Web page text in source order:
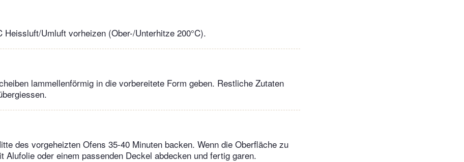
Heissluft/Umluft vorheizen (Ober-/Unterhitze 200°C).
lammellenförmig in die vorbereitete Form geben. Restliche Zutaten
des vorgeheizten Ofens 35-40 Minuten backen. Wenn die Oberfläche zu
Alufolie oder einem passenden Deckel abdecken und fertig garen.